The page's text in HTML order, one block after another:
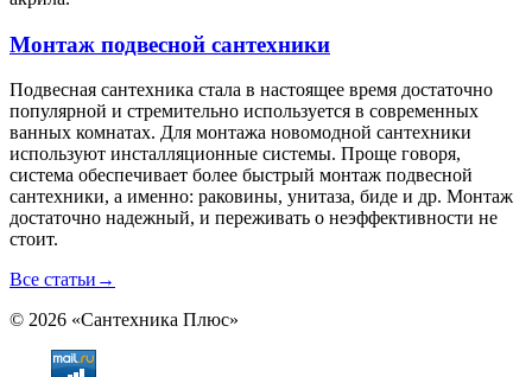
Монтаж подвесной сантехники
Подвесная сантехника стала в настоящее время достаточно
популярной и стремительно используется в современных
ванных комнатах. Для монтажа новомодной сантехники
используют инсталляционные системы. Проще говоря,
система обеспечивает более быстрый монтаж подвесной
сантехники, а именно: раковины, унитаза, биде и др. Монтаж
достаточно надежный, и переживать о неэффективности не
стоит.
Все статьи →
© 2026 «Сантехника Плюс»